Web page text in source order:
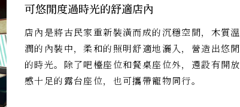
可悠閒度過時光的舒適店內
店內是將古民家重新裝潢而成的沉穩空間，木質溫
潤的內裝中，柔和的照明舒適地灑入，營造出悠閒
的時光。除了吧檯座位和餐桌座位外，還設有開放
感十足的露台座位，也可攜帶寵物同行。